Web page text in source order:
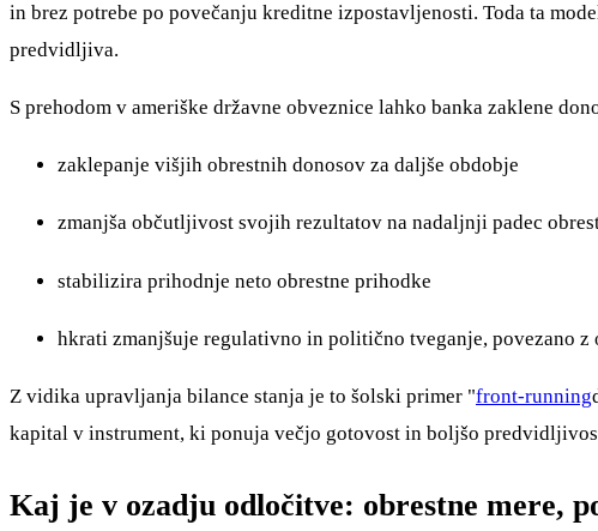
in brez potrebe po povečanju kreditne izpostavljenosti. Toda ta
predvidljiva.
S prehodom v ameriške državne obveznice lahko banka zaklene
zaklepanje višjih obrestnih donosov za daljše obdobje
zmanjša občutljivost svojih rezultatov na nadaljnji padec
stabilizira prihodnje neto obrestne prihodke
hkrati zmanjšuje regulativno in politično tveganje, povezano z
Z vidika upravljanja bilance stanja je to šolski primer "front-running
kapital v instrument, ki ponuja večjo gotovost in boljšo
Kaj je v ozadju odločitve: obrestne mere,